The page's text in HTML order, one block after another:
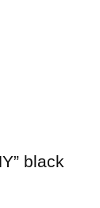
black